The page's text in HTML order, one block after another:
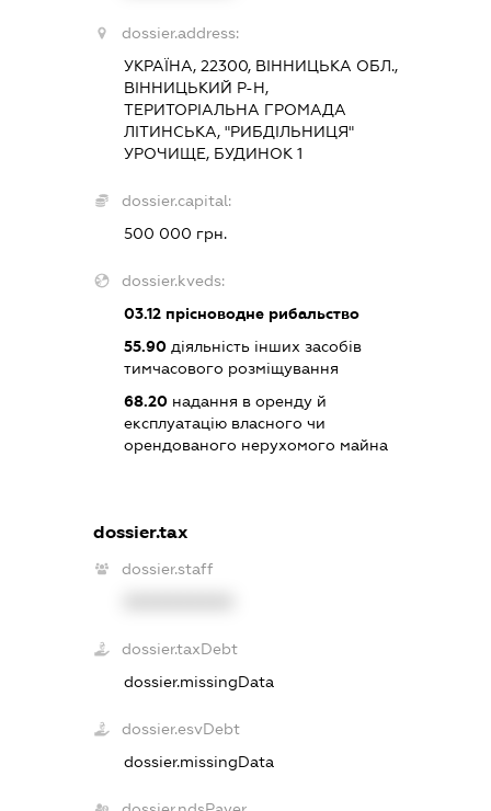
dossier.address:
УКРАЇНА, 22300, ВІННИЦЬКА ОБЛ.,
ВІННИЦЬКИЙ Р-Н,
ТЕРИТОРІАЛЬНА ГРОМАДА
ЛІТИНСЬКА, "РИБДІЛЬНИЦЯ"
УРОЧИЩЕ, БУДИНОК 1
dossier.capital:
500 000 грн.
dossier.kveds:
03.12прісноводне рибальство
55.90діяльність інших засобів
тимчасового розміщування
68.20надання в оренду й
експлуатацію власного чи
орендованого нерухомого майна
dossier.tax
dossier.staff
dossier.taxDebt
dossier.missingData
dossier.esvDebt
dossier.missingData